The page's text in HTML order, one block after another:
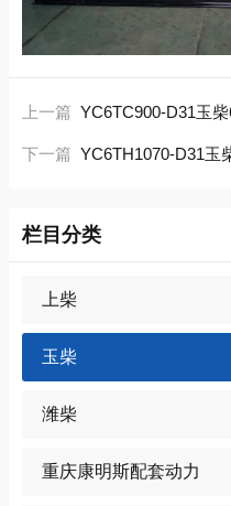
上一篇 YC6TC900-D31玉
下一篇 YC6TH1070-D31玉
栏目分类
上柴
玉柴
潍柴
重庆康明斯配套动力